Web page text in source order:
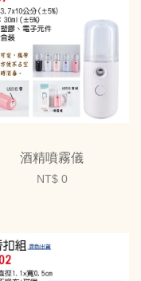
酒精噴霧儀
NT$ 0